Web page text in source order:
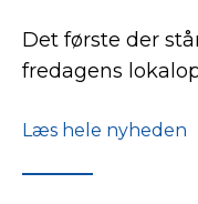
Det første der
fredagens
Læs hele nyheden